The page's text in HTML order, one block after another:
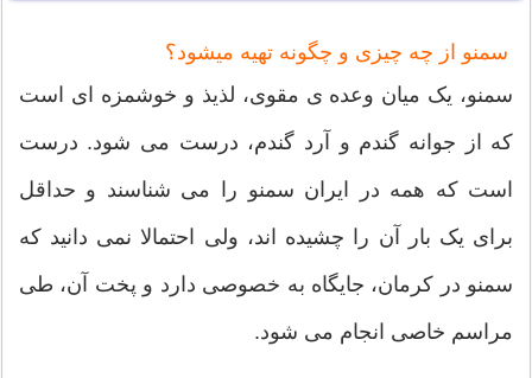
سمنو از چه چیزی و چگونه تهیه میشود؟
سمنو، یک میان وعده ی مقوی، لذیذ و خوشمزه ای است
که از جوانه گندم و آرد گندم، درست می شود. درست
است که همه در ایران سمنو را می شناسند و حداقل
برای یک بار آن را چشیده اند، ولی احتمالا نمی دانید که
سمنو در کرمان، جایگاه به خصوصی دارد و پخت آن، طی
مراسم خاصی انجام می شود.